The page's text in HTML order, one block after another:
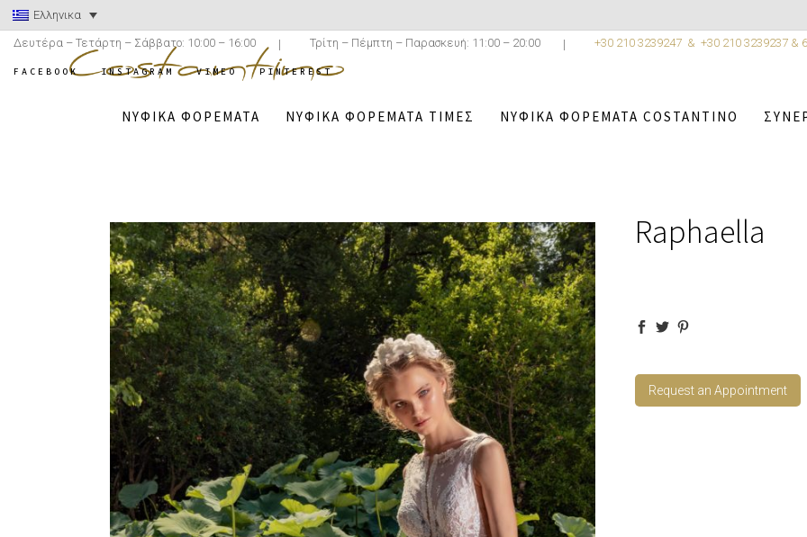
Ελληνικα
Δευτέρα – Τετάρτη – Σάββατο: 10:00 – 16:00 Τρίτη – Πέμπτη – Παρασκευή: 11:00 – 20:00 +30 210 3239247 & +30 210 3239237 &
FACEBOOK INSTAGRAM VIMEO PINTEREST
ΝΥΦΙΚΆ ΦΟΡΈΜΑΤΑ ΝΥΦΙΚΆ ΦΟΡΈΜΑΤΑ ΤΙΜΈΣ ΝΥΦΙΚΆ ΦΟΡΈΜΑΤΑ COSTANTINO
Raphaella
Request an Appointment